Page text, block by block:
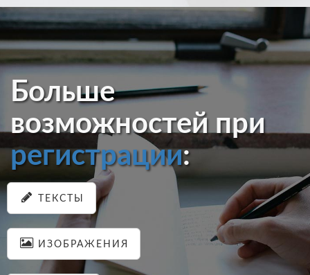
Больше
возможностей при
регистрации:
ТЕКСТЫ
ИЗОБРАЖЕНИЯ